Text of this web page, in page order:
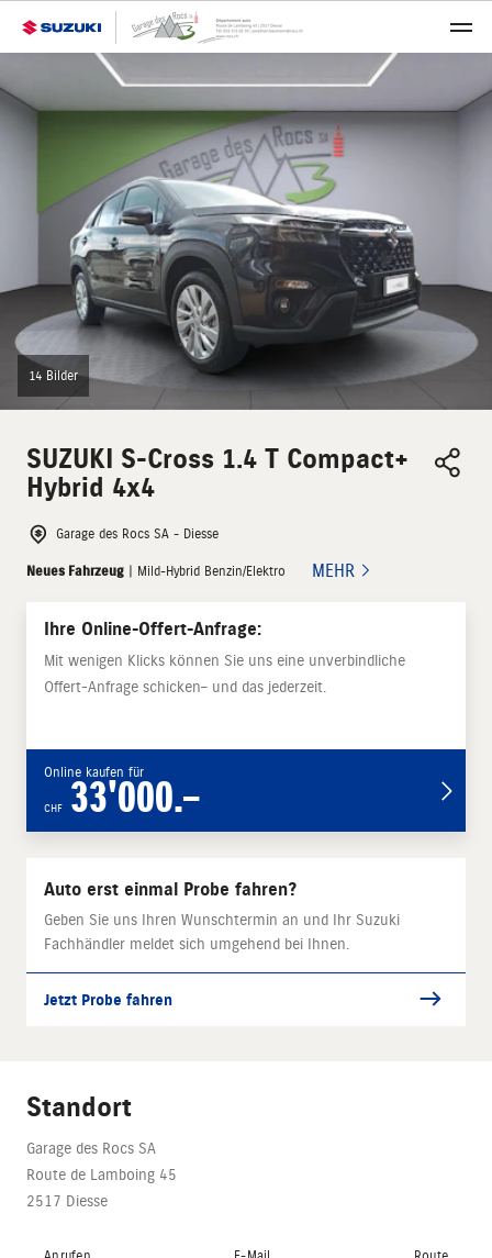
14 Bilder
SUZUKI S-Cross 1.4 T Compact+
Hybrid 4x4
Garage des Rocs SA - Diesse
Neues Fahrzeug | Mild-Hybrid Benzin/Elektro MEHR
Ihre Online-Offert-Anfrage:
Mit wenigen Klicks können Sie uns eine unverbindliche
Offert-Anfrage schicken– und das jederzeit.
Online kaufen für
CHF 33'000.–
Auto erst einmal Probe fahren?
Geben Sie uns Ihren Wunschtermin an und Ihr Suzuki
Fachhändler meldet sich umgehend bei Ihnen.
Jetzt Probe fahren
Standort
Garage des Rocs SA
Route de Lamboing 45
2517 Diesse